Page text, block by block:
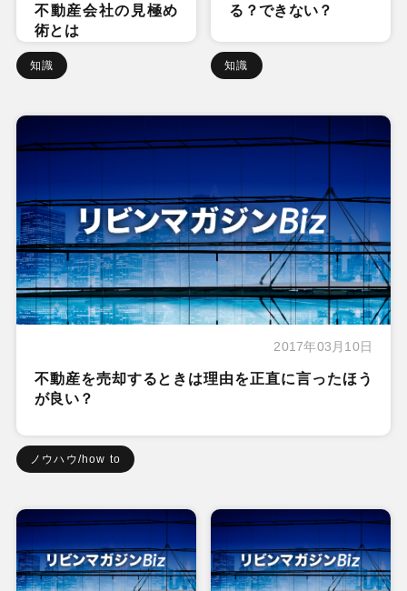
不動産会社の見極め
術とは
知識
る？できない？
知識
2017年03月10日
不動産を売却するときは理由を正直に言ったほう
が良い？
ノウハウ/how to